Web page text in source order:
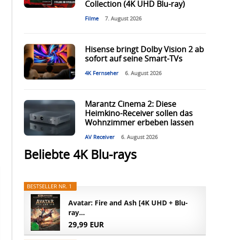
Collection (4K UHD Blu-ray)
Filme 7. August 2026
Hisense bringt Dolby Vision 2 ab
sofort auf seine Smart-TVs
4K Fernseher 6. August 2026
Marantz Cinema 2: Diese
Heimkino-Receiver sollen das
Wohnzimmer erbeben lassen
AV Receiver 6. August 2026
Beliebte 4K Blu-rays
BESTSELLER NR. 1
Avatar: Fire and Ash [4K UHD + Blu-
ray...
29,99 EUR